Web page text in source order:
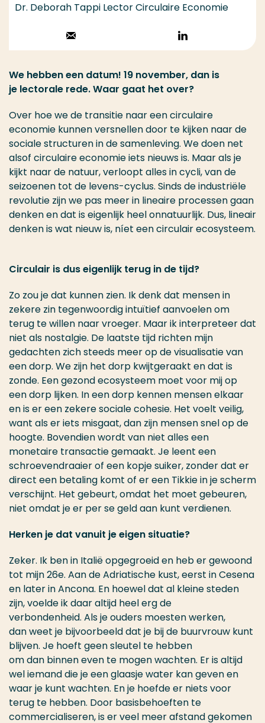
Dr. Deborah Tappi Lector Circulaire Economie
Stuur een email
Volg op
LinkedIn
We hebben een datum! 19 november, dan is
je lectorale rede. Waar gaat het over?
Over hoe we de transitie naar een circulaire
economie kunnen versnellen door te kijken naar de
sociale structuren in de samenleving. We doen net
alsof circulaire economie iets nieuws is. Maar als je
kijkt naar de natuur, verloopt alles in cycli, van de
seizoenen tot de levens-cyclus. Sinds de industriële
revolutie zijn we pas meer in lineaire processen gaan
denken en dat is eigenlijk heel onnatuurlijk. Dus, lineair
denken is wat nieuw is, níet een circulair ecosysteem.
Circulair is dus eigenlijk terug in de tijd?
Zo zou je dat kunnen zien. Ik denk dat mensen in
zekere zin tegenwoordig intuïtief aanvoelen om
terug te willen naar vroeger. Maar ik interpreteer dat
niet als nostalgie. De laatste tijd richten mijn
gedachten zich steeds meer op de visualisatie van
een dorp. We zijn het dorp kwijtgeraakt en dat is
zonde. Een gezond ecosysteem moet voor mij op
een dorp lijken. In een dorp kennen mensen elkaar
en is er een zekere sociale cohesie. Het voelt veilig,
want als er iets misgaat, dan zijn mensen snel op de
hoogte. Bovendien wordt van niet alles een
monetaire transactie gemaakt. Je leent een
schroevendraaier of een kopje suiker, zonder dat er
direct een betaling komt of er een Tikkie in je scherm
verschijnt. Het gebeurt, omdat het moet gebeuren,
niet omdat je er per se geld aan kunt verdienen.
Herken je dat vanuit je eigen situatie?
Zeker. Ik ben in Italië opgegroeid en heb er gewoond
tot mijn 26e. Aan de Adriatische kust, eerst in Cesena
en later in Ancona. En hoewel dat al kleine steden
zijn, voelde ik daar altijd heel erg de
verbondenheid. Als je ouders moesten werken,
dan weet je bijvoorbeeld dat je bij de buurvrouw kunt
blijven. Je hoeft geen sleutel te hebben
om dan binnen even te mogen wachten. Er is altijd
wel iemand die je een glaasje water kan geven en
waar je kunt wachten. En je hoefde er niets voor
terug te hebben. Door basisbehoeften te
commercialiseren, is er veel meer afstand gekomen